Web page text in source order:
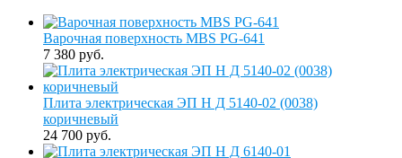
Варочная поверхность MBS PG-641
7 380 руб.
Плита электрическая ЭП Н Д 5140-02 (0038)
коричневый
24 700 руб.